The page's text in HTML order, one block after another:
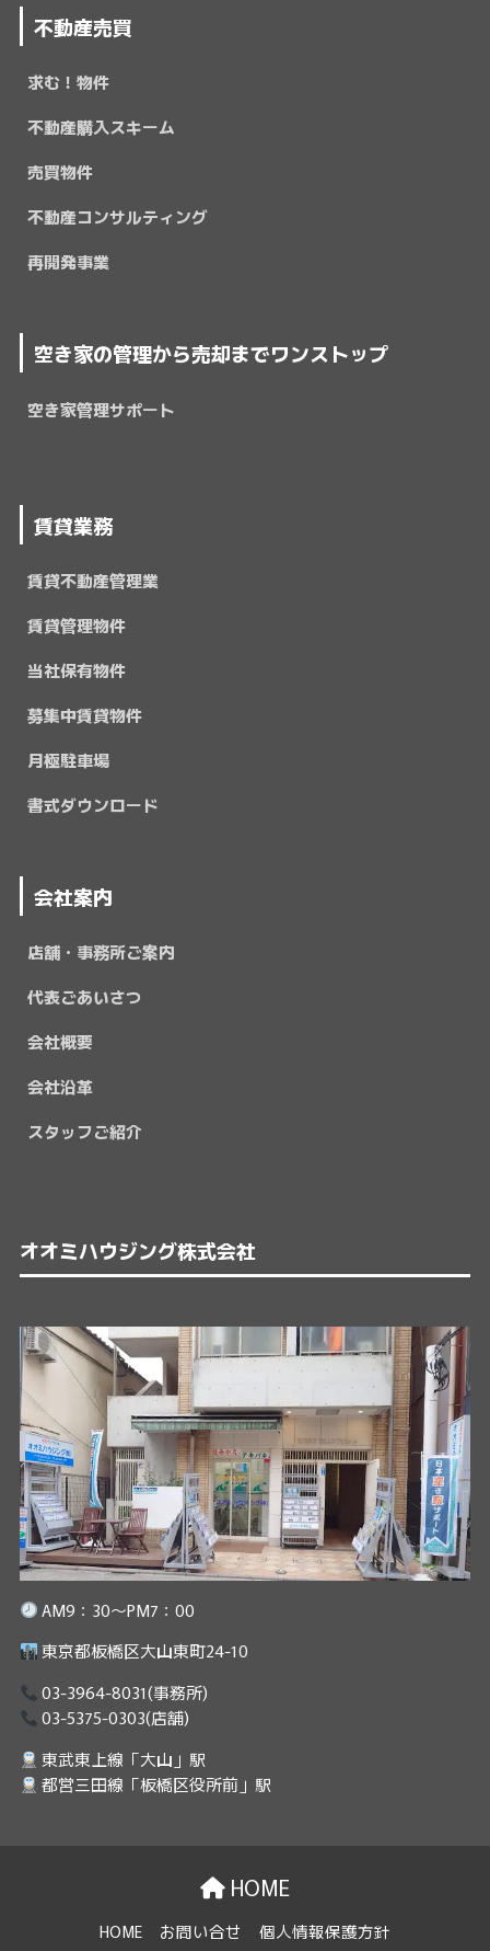
不動産売買
求む！物件
不動産購入スキーム
売買物件
不動産コンサルティング
再開発事業
空き家の管理から売却までワンストップ
空き家管理サポート
賃貸業務
賃貸不動産管理業
賃貸管理物件
当社保有物件
募集中賃貸物件
月極駐車場
書式ダウンロード
会社案内
店舗・事務所ご案内
代表ごあいさつ
会社概要
会社沿革
スタッフご紹介
オオミハウジング株式会社
AM9：30～PM7：00
東京都板橋区大山東町24-10
03-3964-8031(事務所)
03-5375-0303(店舗)
東武東上線「大山」駅
都営三田線「板橋区役所前」駅
HOME
HOME お問い合せ
個人情報保護方針